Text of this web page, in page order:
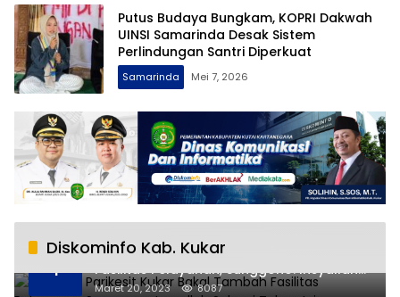
Putus Budaya Bungkam, KOPRI Dakwah
UINSI Samarinda Desak Sistem
Perlindungan Santri Diperkuat
Samarinda Mei 7, 2026
Diskominfo Kab. Kukar
1
RSUD AM Parikesit Kukar Bakal Tambah
Fasilitas Pelayanan, Sunggono: Insyallah
Selesai Tahun Ini
Maret 20, 2023 8087